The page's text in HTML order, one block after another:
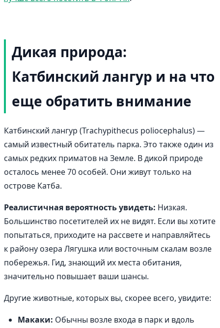
Дикая природа:
Катбинский лангур и на что
еще обратить внимание
Катбинский лангур (Trachypithecus poliocephalus) —
самый известный обитатель парка. Это также один из
самых редких приматов на Земле. В дикой природе
осталось менее 70 особей. Они живут только на
острове Катба.
Реалистичная вероятность увидеть: Низкая.
Большинство посетителей их не видят. Если вы хотите
попытаться, приходите на рассвете и направляйтесь
к району озера Лягушка или восточным скалам возле
побережья. Гид, знающий их места обитания,
значительно повышает ваши шансы.
Другие животные, которых вы, скорее всего, увидите:
Макаки: Обычны возле входа в парк и вдоль